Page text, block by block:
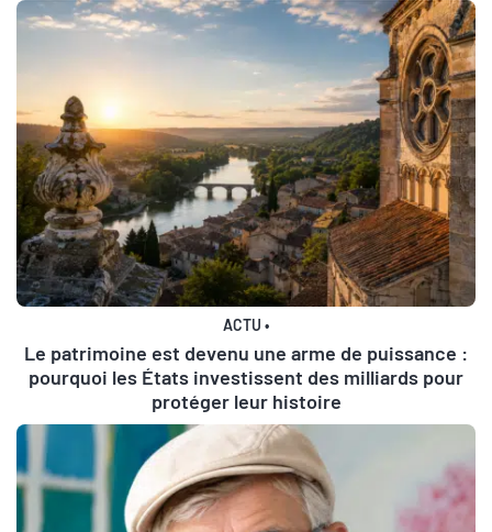
ACTU •
Le patrimoine est devenu une arme de puissance :
pourquoi les États investissent des milliards pour
protéger leur histoire